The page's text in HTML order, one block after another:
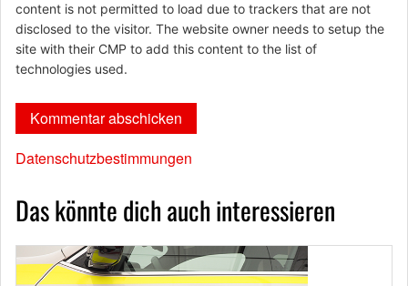
content is not permitted to load due to trackers that are not
disclosed to the visitor. The website owner needs to setup the
site with their CMP to add this content to the list of
technologies used.
Datenschutzbestimmungen
Das könnte dich auch interessieren